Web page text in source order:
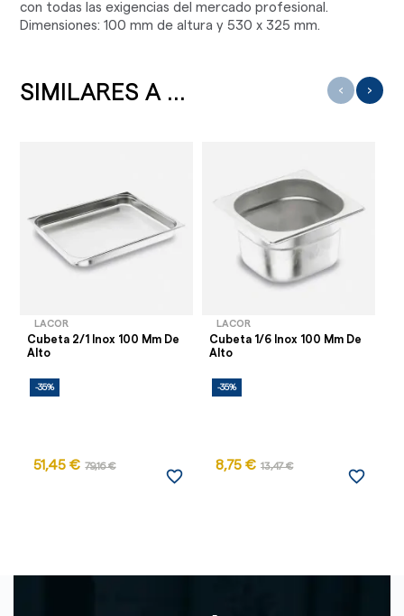
con todas las exigencias del mercado profesional.
Dimensiones: 100 mm de altura y 530 x 325 mm.
SIMILARES A ...
LACOR
Cubeta 2/1 Inox 100 Mm De
Alto
-35%
51,45 € 79,16 €
favorite_border
LACOR
Cubeta 1/6 Inox 100 Mm De
Alto
-35%
8,75 € 13,47 €
favorite_border
‹ ›